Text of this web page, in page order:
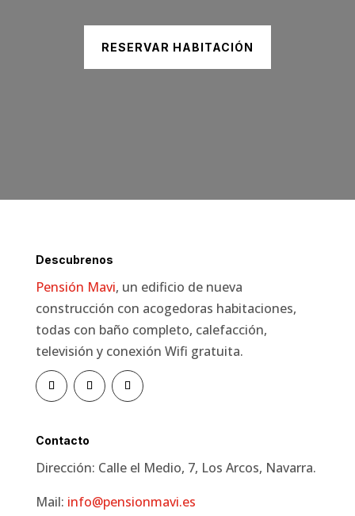
RESERVAR HABITACIÓN
Descubrenos
Pensión Mavi, un edificio de nueva
construcción con acogedoras habitaciones,
todas con baño completo, calefacción,
televisión y conexión Wifi gratuita.
Contacto
Dirección: Calle el Medio, 7, Los Arcos, Navarra.
Mail: info@pensionmavi.es